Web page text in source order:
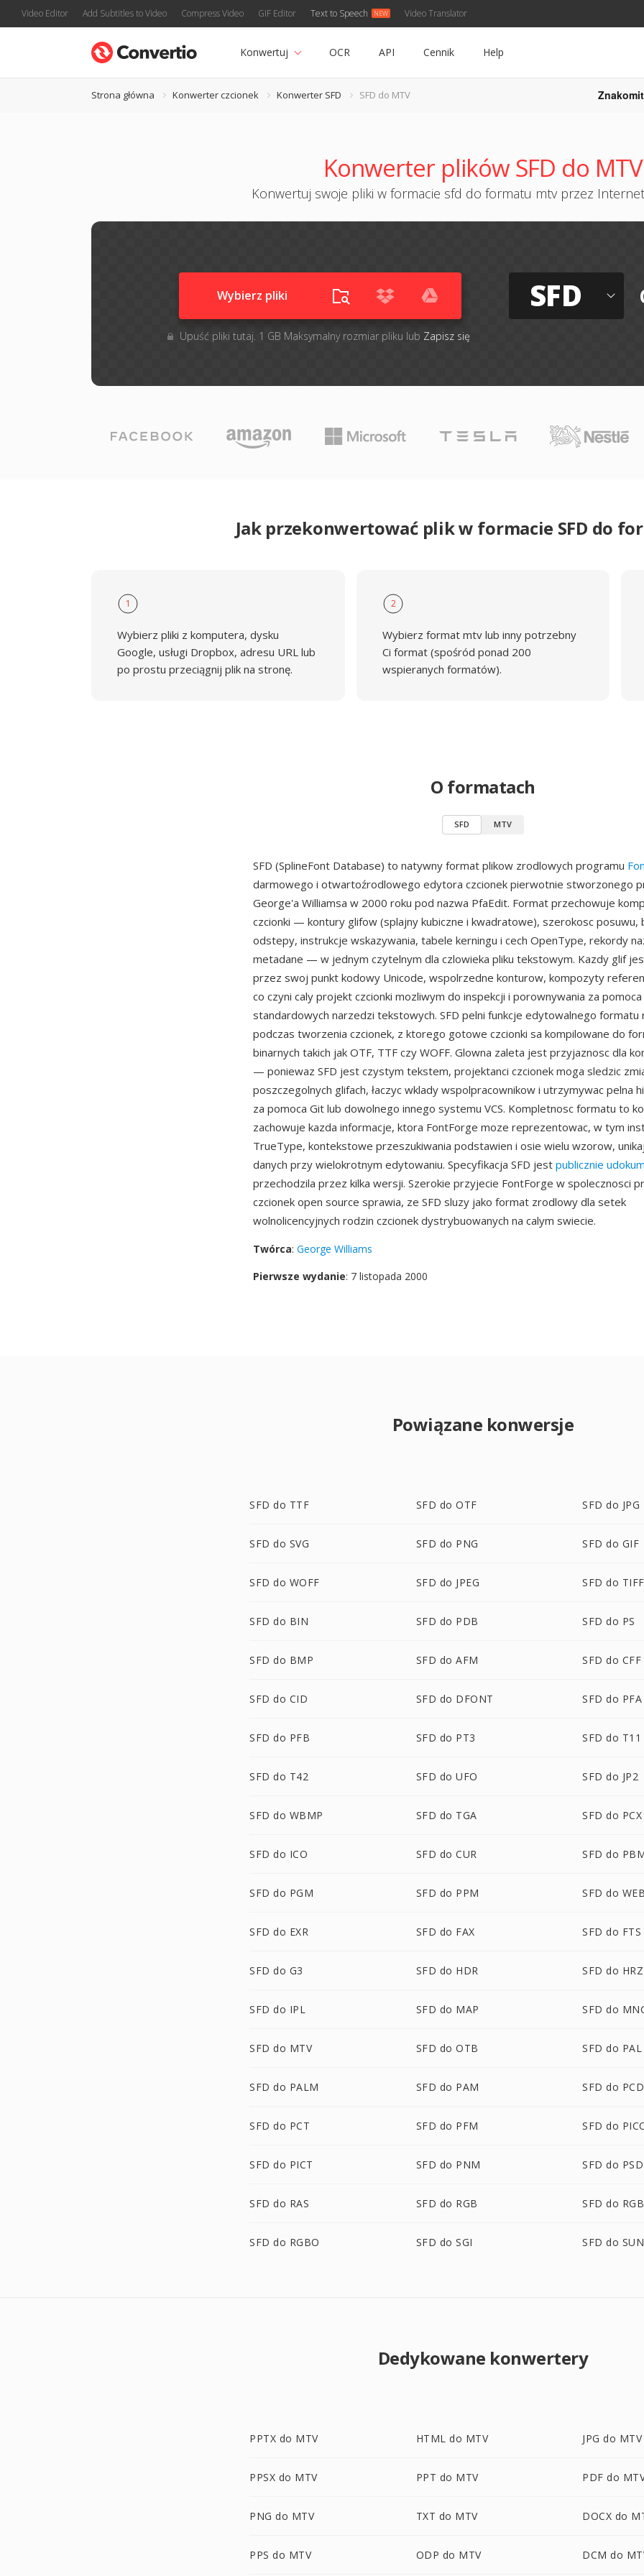
Video Editor Add Subtitles to Video Compress Video GIF Editor Text to Speech Video Translator
Konwertuj OCR API Cennik Help
Strona główna Konwerter czcionek Konwerter SFD SFD do MTV
Konwerter plików SFD do MTV
Konwertuj swoje pliki w formacie sfd do formatu mtv przez
Wybierz pliki
Upuść pliki tutaj. 1 GB Maksymalny rozmiar pliku lub Zapisz się
SFD
Jak przekonwertować plik w formacie SFD do
1
Wybierz pliki z komputera, dysku
Google, usługi Dropbox, adresu URL lub
po prostu przeciągnij plik na stronę.
2
Wybierz format mtv lub inny potrzebny
Ci format (spośród ponad 200
wspieranych formatów).
O formatach
SFD MTV
SFD (SplineFont Database) to natywny format plikow zrodlowych programu
darmowego i otwartoźrodlowego edytora czcionek pierwotnie stworzonego
George'a Williamsa w 2000 roku pod nazwa PfaEdit. Format przechowuje
czcionki — kontury glifow (splajny kubiczne i kwadratowe), szerokosc posuwu,
odstepy, instrukcje wskazywania, tabele kerningu i cech OpenType, rekordy
metadane — w jednym czytelnym dla czlowieka pliku tekstowym. Kazdy glif
przez swoj punkt kodowy Unicode, wspolrzedne konturow, kompozyty
co czyni caly projekt czcionki mozliwym do inspekcji i porownywania za pomoca
standardowych narzedzi tekstowych. SFD pelni funkcje edytowalnego formatu
podczas tworzenia czcionek, z ktorego gotowe czcionki sa kompilowane do
binarnych takich jak OTF, TTF czy WOFF. Glowna zaleta jest przyjaznosc dla
— poniewaz SFD jest czystym tekstem, projektanci czcionek moga sledzic
poszczegolnych glifach, łaczyc wklady wspolpracownikow i utrzymywac pelna
za pomoca Git lub dowolnego innego systemu VCS. Kompletnosc formatu to
zachowuje kazda informacje, ktora FontForge moze reprezentowac, w tym
TrueType, kontekstowe przeszukiwania podstawien i osie wielu wzorow,
danych przy wielokrotnym edytowaniu. Specyfikacja SFD jest publicznie
przechodzila przez kilka wersji. Szerokie przyjecie FontForge w spolecznosci
czcionek open source sprawia, ze SFD sluzy jako format zrodlowy dla setek
wolnolicencyjnych rodzin czcionek dystrybuowanych na calym swiecie.
Twórca: George Williams
Pierwsze wydanie: 7 listopada 2000
Powiązane konwersje
SFD do TTF SFD do OTF SFD do JPG
SFD do SVG SFD do PNG SFD do GIF
SFD do WOFF SFD do JPEG SFD do TIFF
SFD do BIN SFD do PDB SFD do PS
SFD do BMP SFD do AFM SFD do CFF
SFD do CID SFD do DFONT SFD do PFA
SFD do PFB SFD do PT3 SFD do T11
SFD do T42 SFD do UFO SFD do JP2
SFD do WBMP SFD do TGA SFD do PCX
SFD do ICO SFD do CUR SFD do
SFD do PGM SFD do PPM SFD do
SFD do EXR SFD do FAX SFD do FTS
SFD do G3 SFD do HDR SFD do HRZ
SFD do IPL SFD do MAP SFD do
SFD do MTV SFD do OTB SFD do PAL
SFD do PALM SFD do PAM SFD do PCD
SFD do PCT SFD do PFM SFD do
SFD do PICT SFD do PNM SFD do PSD
SFD do RAS SFD do RGB SFD do
SFD do RGBO SFD do SGI SFD do SUN
Dedykowane konwertery
PPTX do MTV HTML do MTV JPG do MTV
PPSX do MTV PPT do MTV PDF do
PNG do MTV TXT do MTV DOCX do
PPS do MTV ODP do MTV DCM do